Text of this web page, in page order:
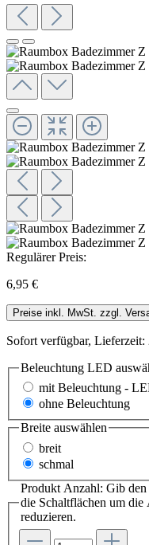
Regulärer Preis:
6,95 €
Preise inkl. MwSt. zzgl.
Sofort verfügbar, Lieferzeit:
Beleuchtung LED
mit Beleuchtung -
ohne Beleuchtung
Breite auswählen
breit
schmal
Produkt Anzahl: Gib den
die Schaltflächen um die
reduzieren.